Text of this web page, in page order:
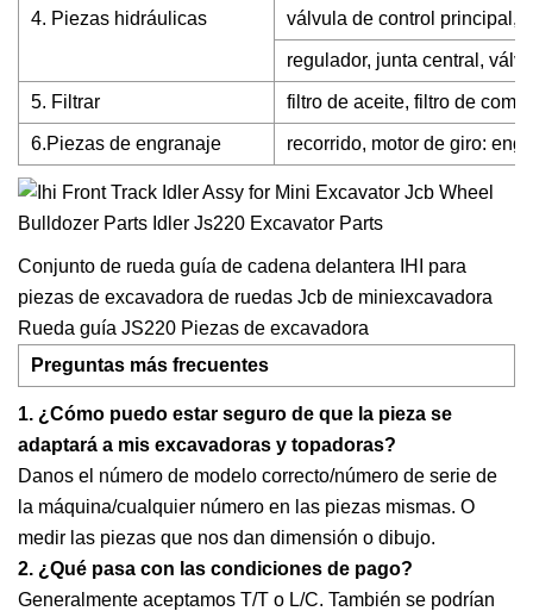
4. Piezas hidráulicas válvula de control principal,
regulador, junta central,
5. Filtrar filtro de aceite, filtro de
6.Piezas de engranaje recorrido, motor de giro:
Conjunto de rueda guía de cadena delantera IHI para
piezas de excavadora de ruedas Jcb de miniexcavadora
Rueda guía JS220 Piezas de excavadora
Preguntas más frecuentes
1. ¿Cómo puedo estar seguro de que la pieza se
adaptará a mis excavadoras y topadoras?
Danos el número de modelo correcto/número de serie de
la máquina/cualquier número en las piezas mismas. O
medir las piezas que nos dan dimensión o dibujo.
2. ¿Qué pasa con las condiciones de pago?
Generalmente aceptamos T/T o L/C. También se podrían